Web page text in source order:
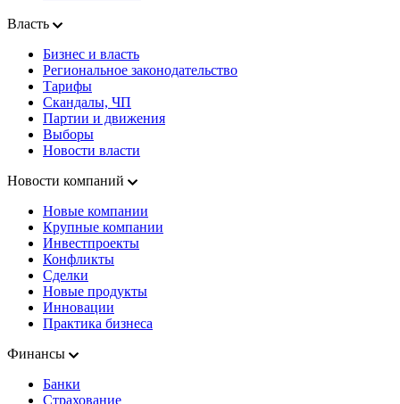
Власть
Бизнес и власть
Региональное законодательство
Тарифы
Скандалы, ЧП
Партии и движения
Выборы
Новости власти
Новости компаний
Новые компании
Крупные компании
Инвестпроекты
Конфликты
Сделки
Новые продукты
Инновации
Практика бизнеса
Финансы
Банки
Страхование